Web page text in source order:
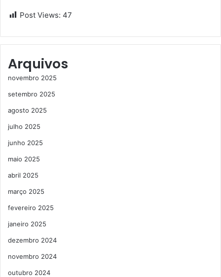
Post Views: 47
Arquivos
novembro 2025
setembro 2025
agosto 2025
julho 2025
junho 2025
maio 2025
abril 2025
março 2025
fevereiro 2025
janeiro 2025
dezembro 2024
novembro 2024
outubro 2024